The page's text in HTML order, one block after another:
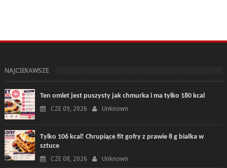
NAJCIEKAWSZE
Ten omlet jest puszysty jak chmurka i ma tylko 180 kcal
CZE 09, 2026 Unknown
Tylko 106 kcal! Chrupiące fit gofry z prawie 8 g białka w
sztuce
CZE 08, 2026 Unknown